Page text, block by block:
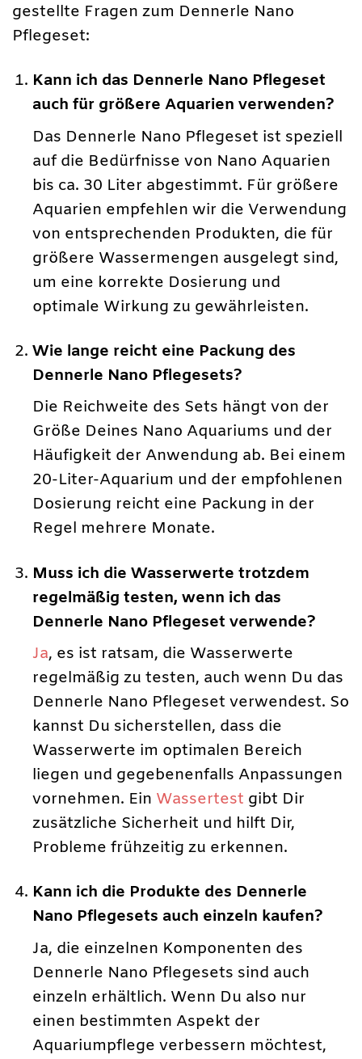
gestellte Fragen zum Dennerle Nano
Pflegeset:
Kann ich das Dennerle Nano Pflegeset
auch für größere Aquarien verwenden?
Das Dennerle Nano Pflegeset ist speziell
auf die Bedürfnisse von Nano Aquarien
bis ca. 30 Liter abgestimmt. Für größere
Aquarien empfehlen wir die Verwendung
von entsprechenden Produkten, die für
größere Wassermengen ausgelegt sind,
um eine korrekte Dosierung und
optimale Wirkung zu gewährleisten.
Wie lange reicht eine Packung des
Dennerle Nano Pflegesets?
Die Reichweite des Sets hängt von der
Größe Deines Nano Aquariums und der
Häufigkeit der Anwendung ab. Bei einem
20-Liter-Aquarium und der empfohlenen
Dosierung reicht eine Packung in der
Regel mehrere Monate.
Muss ich die Wasserwerte trotzdem
regelmäßig testen, wenn ich das
Dennerle Nano Pflegeset verwende?
Ja, es ist ratsam, die Wasserwerte
regelmäßig zu testen, auch wenn Du das
Dennerle Nano Pflegeset verwendest. So
kannst Du sicherstellen, dass die
Wasserwerte im optimalen Bereich
liegen und gegebenenfalls Anpassungen
vornehmen. Ein Wassertest gibt Dir
zusätzliche Sicherheit und hilft Dir,
Probleme frühzeitig zu erkennen.
Kann ich die Produkte des Dennerle
Nano Pflegesets auch einzeln kaufen?
Ja, die einzelnen Komponenten des
Dennerle Nano Pflegesets sind auch
einzeln erhältlich. Wenn Du also nur
einen bestimmten Aspekt der
Aquariumpflege verbessern möchtest,